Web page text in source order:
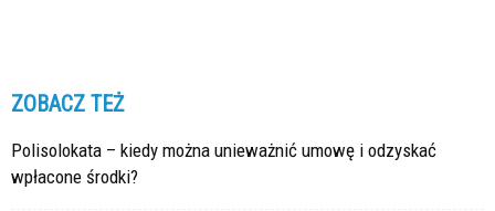
ZOBACZ TEŻ
Polisolokata – kiedy można unieważnić umowę i odzyskać
wpłacone środki?